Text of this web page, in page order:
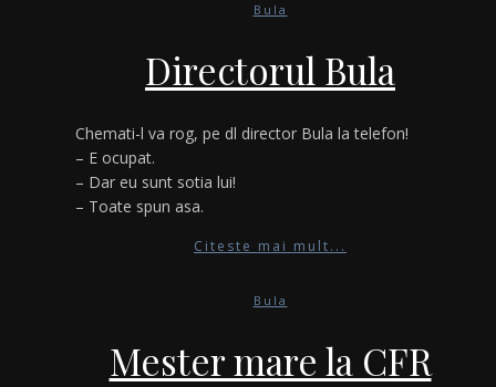
Bula
Directorul Bula
Chemati-l va rog, pe dl director Bula la telefon!
– E ocupat.
– Dar eu sunt sotia lui!
– Toate spun asa.
Citeste mai mult...
Bula
Mester mare la CFR